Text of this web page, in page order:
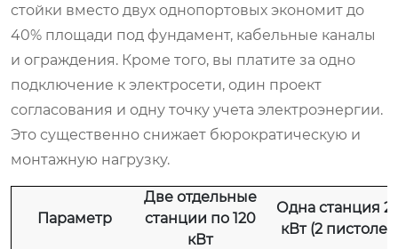
стойки вместо двух однопортовых экономит до
40% площади под фундамент, кабельные каналы
и ограждения. Кроме того, вы платите за одно
подключение к электросети, один проект
согласования и одну точку учета электроэнергии.
Это существенно снижает бюрократическую и
монтажную нагрузку.
Параметр
Две отдельные
станции по 120
кВт
Одна станция
кВт (2